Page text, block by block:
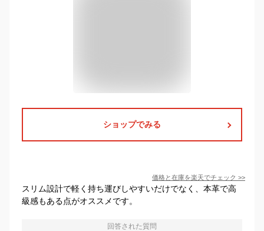
ショップでみる
価格と在庫を楽天でチェック >>
スリム設計で軽く持ち運びしやすいだけでなく、本革で高
級感もある点がオススメです。
回答された質問